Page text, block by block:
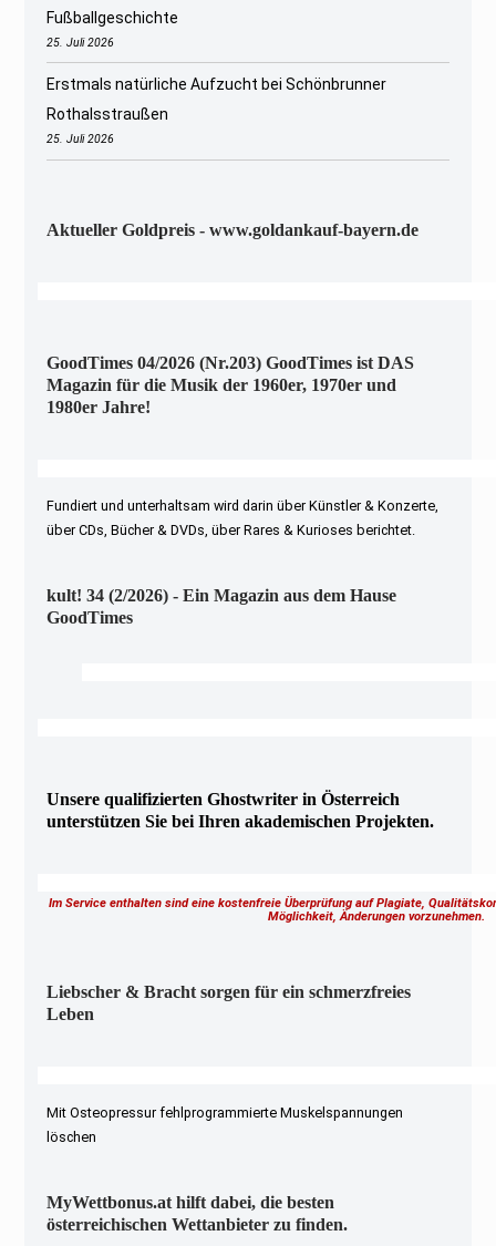
Fußballgeschichte
25. Juli 2026
Erstmals natürliche Aufzucht bei Schönbrunner
Rothalsstraußen
25. Juli 2026
Aktueller Goldpreis - www.goldankauf-bayern.de
GoodTimes 04/2026 (Nr.203) GoodTimes ist DAS
Magazin für die Musik der 1960er, 1970er und
1980er Jahre!
Fundiert und unterhaltsam wird darin über Künstler & Konzerte,
über CDs, Bücher & DVDs, über Rares & Kurioses berichtet.
kult! 34 (2/2026) - Ein Magazin aus dem Hause
GoodTimes
Unsere qualifizierten Ghostwriter in Österreich
unterstützen Sie bei Ihren akademischen Projekten.
Im Service enthalten sind eine kostenfreie Überprüfung auf Plagiate,
Möglichkeit, Änderungen vorzunehmen.
Liebscher & Bracht sorgen für ein schmerzfreies
Leben
Mit Osteopressur fehlprogrammierte Muskelspannungen
löschen
MyWettbonus.at hilft dabei, die besten
österreichischen Wettanbieter zu finden.